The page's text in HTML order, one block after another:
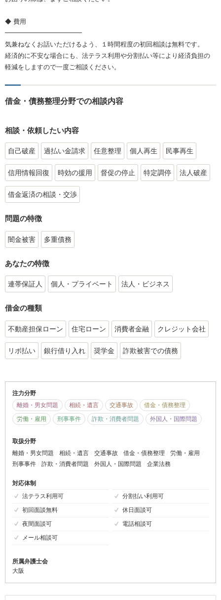
◆ 費用
━━━━━━━━━━━━
気兼ねなくお話いただけるよう、１時間程度の初回相談は無料です。
経済的に不安な場合にも、法テラス利用や分割払い等により経済負担の
軽減をしますので一度ご相談ください。
借金・債務整理分野での相談内容
相談・依頼したい内容
自己破産 過払い金請求 任意整理 個人再生 民事再生
信用情報回復 時効の援用 督促の停止 特定調停 法人破産
借金返済の相談・交渉
問題の特徴
闇金被害 多重債務
あなたの特徴
連帯保証人 個人・プライベート 法人・ビジネス
借金の種類
不動産担保ローン 住宅ローン 消費者金融 クレジット会社
リボ払い 銀行借り入れ 奨学金 詐欺被害での債務
注力分野
離婚・男女問題
相続・遺言 交通事故
借金・債務整理
労働・雇用
刑事事件 詐欺・消費者問題 外国人・国際問題
取扱分野
離婚・男女問題
相続・遺言 交通事故 借金・債務整理
労働・雇用
刑事事件
詐欺・消費者問題 外国人・国際問題 企業法務
対応体制
法テラス利用可
分割払い利用可
初回面談無料
休日面談可
夜間面談可
電話相談可
メール相談可
所属弁護士会
大阪